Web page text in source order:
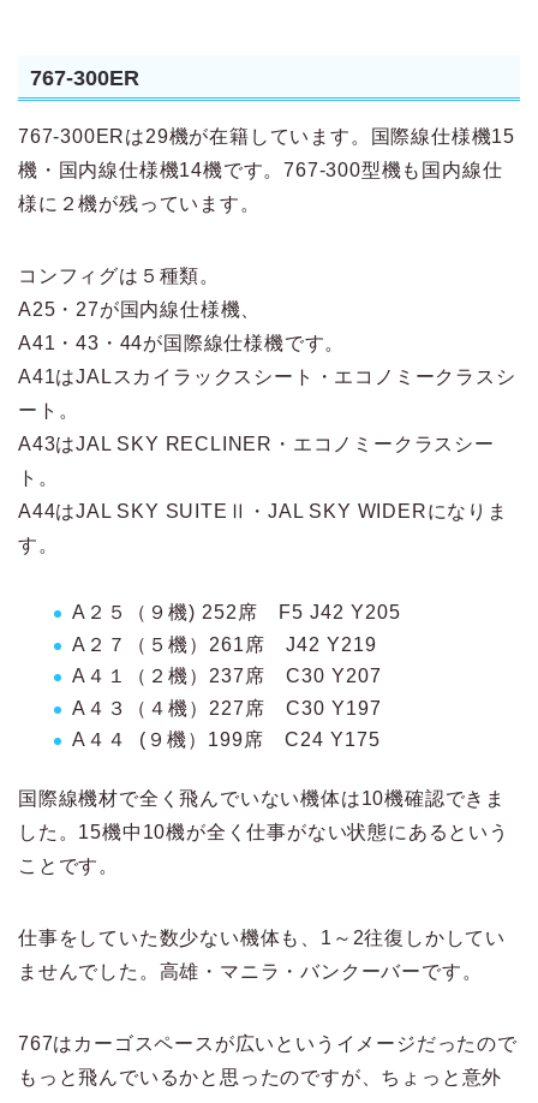
767-300ER
767-300ERは29機が在籍しています。国際線仕様機15
機・国内線仕様機14機です。767-300型機も国内線仕
様に２機が残っています。
コンフィグは５種類。
A25・27が国内線仕様機、
A41・43・44が国際線仕様機です。
A41はJALスカイラックスシート・エコノミークラスシ
ート。
A43はJAL SKY RECLINER・エコノミークラスシー
ト。
A44はJAL SKY SUITEⅡ・JAL SKY WIDERになりま
す。
A２５（９機) 252席 F5 J42 Y205
A２７（５機）261席 J42 Y219
A４１（２機）237席 C30 Y207
A４３（４機）227席 C30 Y197
A４４ (９機）199席 C24 Y175
国際線機材で全く飛んでいない機体は10機確認できま
した。15機中10機が全く仕事がない状態にあるという
ことです。
仕事をしていた数少ない機体も、1～2往復しかしてい
ませんでした。高雄・マニラ・バンクーバーです。
767はカーゴスペースが広いというイメージだったので
もっと飛んでいるかと思ったのですが、ちょっと意外